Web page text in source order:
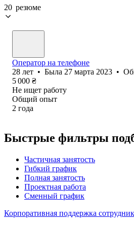
20 резюме
Оператор на телефоне
28 лет • Была 27 марта 2023 •
5 000 ₴
Не ищет работу
Общий опыт
2 года
Быстрые фильтры
Частичная занятость
Гибкий график
Полная занятость
Проектная работа
Сменный график
Корпоративная поддержка